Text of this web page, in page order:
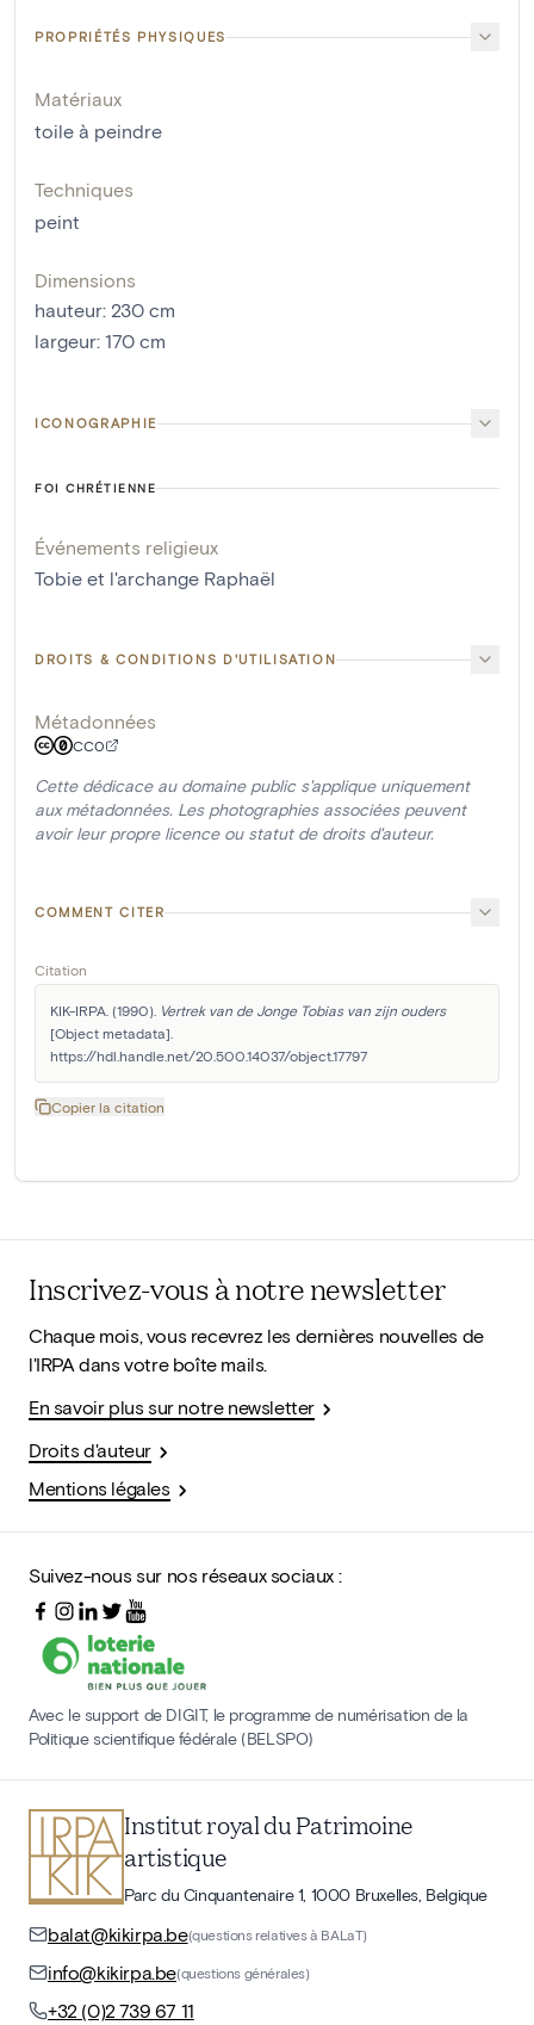
PROPRIÉTÉS PHYSIQUES
Matériaux
toile à peindre
Techniques
peint
Dimensions
hauteur: 230 cm
largeur: 170 cm
ICONOGRAPHIE
FOI CHRÉTIENNE
Événements religieux
Tobie et l'archange Raphaël
DROITS & CONDITIONS D'UTILISATION
Métadonnées
CC0
Cette dédicace au domaine public s'applique uniquement
aux métadonnées. Les photographies associées peuvent
avoir leur propre licence ou statut de droits d'auteur.
COMMENT CITER
Citation
KIK-IRPA. (1990). Vertrek van de Jonge Tobias van zijn ouders
[Object metadata].
https://hdl.handle.net/20.500.14037/object.17797
Copier la citation
Inscrivez-vous à notre newsletter
Chaque mois, vous recevrez les dernières nouvelles de
l'IRPA dans votre boîte mails.
En savoir plus sur notre newsletter
Droits d'auteur
Mentions légales
Suivez-nous sur nos réseaux sociaux :
Avec le support de DIGIT, le programme de numérisation de la
Politique scientifique fédérale (BELSPO)
Institut royal du Patrimoine
artistique
Parc du Cinquantenaire 1, 1000 Bruxelles, Belgique
balat@kikirpa.be(questions relatives à BALaT)
info@kikirpa.be(questions générales)
+32 (0)2 739 67 11